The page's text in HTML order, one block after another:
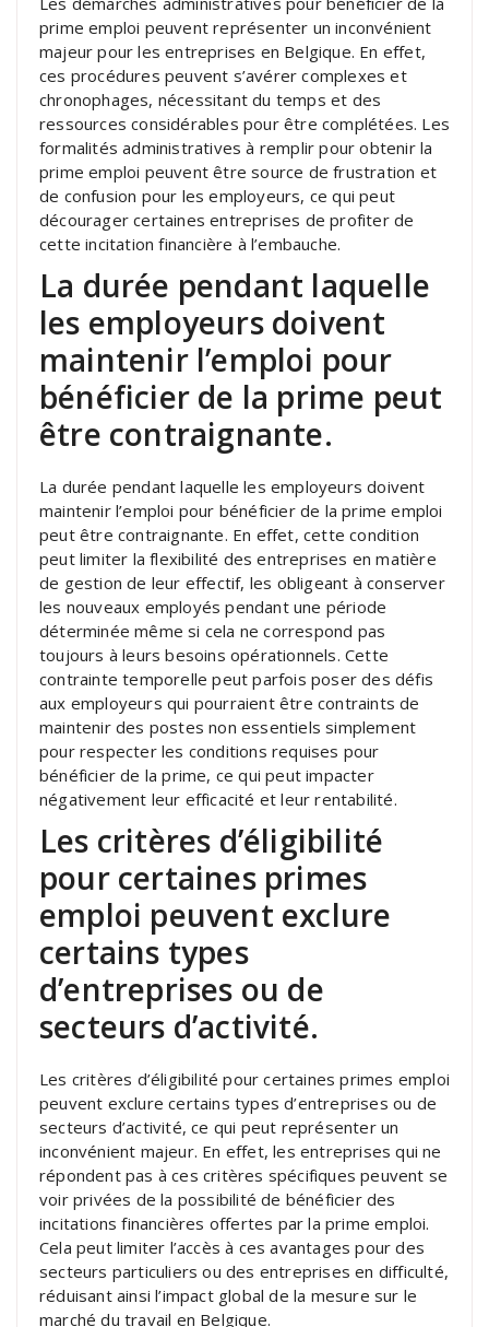
prime emploi peuvent représenter un inconvénient
majeur pour les entreprises en Belgique. En effet,
ces procédures peuvent s’avérer complexes et
chronophages, nécessitant du temps et des
ressources considérables pour être complétées. Les
formalités administratives à remplir pour obtenir la
prime emploi peuvent être source de frustration et
de confusion pour les employeurs, ce qui peut
décourager certaines entreprises de profiter de
cette incitation financière à l’embauche.
La durée pendant laquelle
les employeurs doivent
maintenir l’emploi pour
bénéficier de la prime peut
être contraignante.
La durée pendant laquelle les employeurs doivent
maintenir l’emploi pour bénéficier de la prime emploi
peut être contraignante. En effet, cette condition
peut limiter la flexibilité des entreprises en matière
de gestion de leur effectif, les obligeant à conserver
les nouveaux employés pendant une période
déterminée même si cela ne correspond pas
toujours à leurs besoins opérationnels. Cette
contrainte temporelle peut parfois poser des défis
aux employeurs qui pourraient être contraints de
maintenir des postes non essentiels simplement
pour respecter les conditions requises pour
bénéficier de la prime, ce qui peut impacter
négativement leur efficacité et leur rentabilité.
Les critères d’éligibilité
pour certaines primes
emploi peuvent exclure
certains types
d’entreprises ou de
secteurs d’activité.
Les critères d’éligibilité pour certaines primes emploi
peuvent exclure certains types d’entreprises ou de
secteurs d’activité, ce qui peut représenter un
inconvénient majeur. En effet, les entreprises qui ne
répondent pas à ces critères spécifiques peuvent se
voir privées de la possibilité de bénéficier des
incitations financières offertes par la prime emploi.
Cela peut limiter l’accès à ces avantages pour des
secteurs particuliers ou des entreprises en difficulté,
réduisant ainsi l’impact global de la mesure sur le
marché du travail en Belgique.